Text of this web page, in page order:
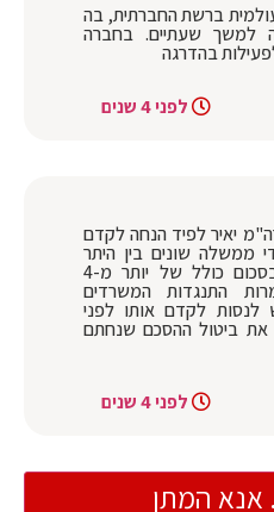
ברשת החברתית, בה
למשך שעתיים. בחברה
בהדרגה
לפני 4 שנים
יאיר לפיד הנחה לקדם
ממשלה שונים בין היתר
במשרד הביטחון, בסכום כולל של יותר מ-4
התנגדות המשרדים
לנסות לקדם אותו לפני
את ביטול ההסכם שנחתם
לפני 4 שנים
אנא המתן